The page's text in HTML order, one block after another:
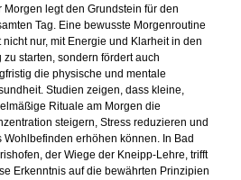
Morgen legt den Grundstein für den
Tag. Eine bewusste Morgenroutine
nicht nur, mit Energie und Klarheit in den
zu starten, sondern fördert auch
die physische und mentale
Studien zeigen, dass kleine,
Rituale am Morgen die
steigern, Stress reduzieren und
Wohlbefinden erhöhen können. In Bad
der Wiege der Kneipp-Lehre, trifft
Erkenntnis auf die bewährten Prinzipien